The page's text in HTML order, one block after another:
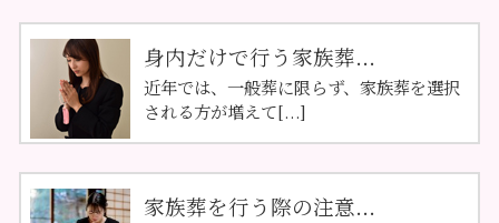
身内だけで行う家族葬...
近年では、一般葬に限らず、家族葬を選択
される方が増えて[...]
家族葬を行う際の注意...